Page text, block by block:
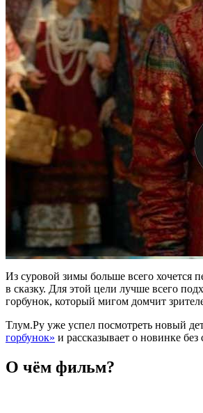
Из суровой зимы больше всего хочется
в сказку. Для этой цели лучше всего
горбунок, который мигом домчит
Тлум.Ру уже успел посмотреть новый
горбунок» и рассказывает о новинке без
О чём фильм?